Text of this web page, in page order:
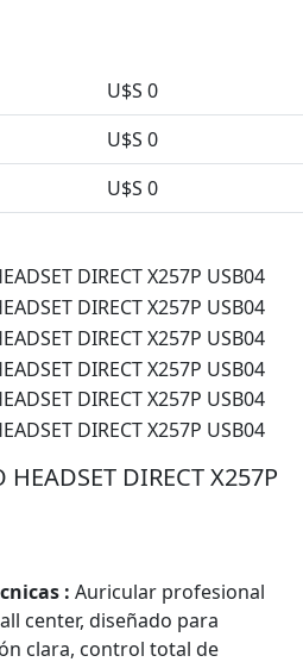
U$S 0
U$S 0
U$S 0
DIRECT X257P
: Auricular profesional
center, diseñado para
clara, control total de